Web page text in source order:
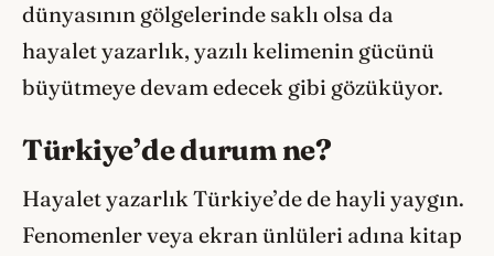
dünyasının gölgelerinde saklı olsa da
hayalet yazarlık, yazılı kelimenin gücünü
büyütmeye devam edecek gibi gözüküyor.
Türkiye’de durum ne?
Hayalet yazarlık Türkiye’de de hayli yaygın.
Fenomenler veya ekran ünlüleri adına kitap